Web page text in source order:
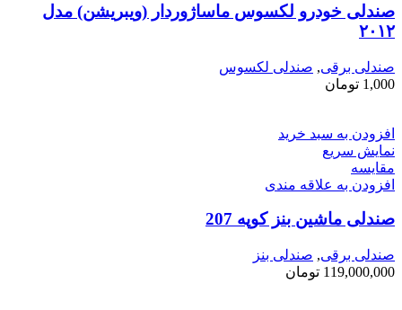
صندلی خودرو لکسوس ماساژوردار (ویبریشن) مدل
۲۰۱۲
صندلی برقی, صندلی لکسوس
1,000 تومان
افزودن به سبد خرید
نمایش سریع
مقايسه
افزودن به علاقه مندی
صندلی ماشین بنز کوپه 207
صندلی برقی, صندلی بنز
119,000,000 تومان